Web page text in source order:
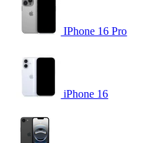
IPhone 16 Pro
iPhone 16